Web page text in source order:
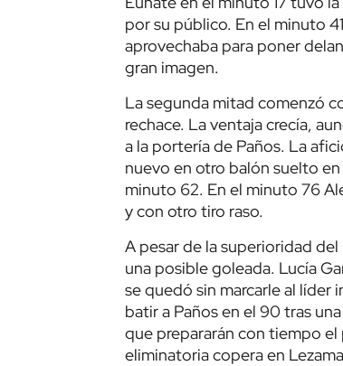
por su público. En el minuto
aprovechaba para poner
gran imagen.
La segunda mitad comenzó
rechace. La ventaja crecía,
a la portería de Paños. La
nuevo en otro balón suelto
minuto 62. En el minuto 76
y con otro tiro raso.
A pesar de la superioridad
una posible goleada. Lucía
se quedó sin marcarle al líder
batir a Paños en el 90 tras
que prepararán con tiempo
eliminatoria copera en